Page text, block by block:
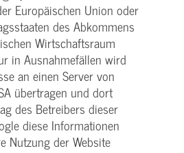
Europäischen Union oder
des Abkommens
Wirtschaftsraum
in Ausnahmefällen wird
an einen Server von
übertragen und dort
des Betreibers dieser
diese Informationen
Nutzung der Website